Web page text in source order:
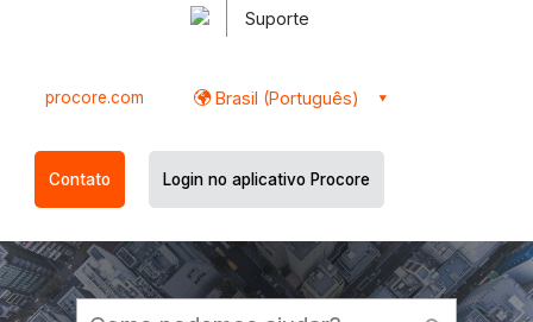
Suporte
procore.com Brasil (Português)
Contato Login no aplicativo Procore